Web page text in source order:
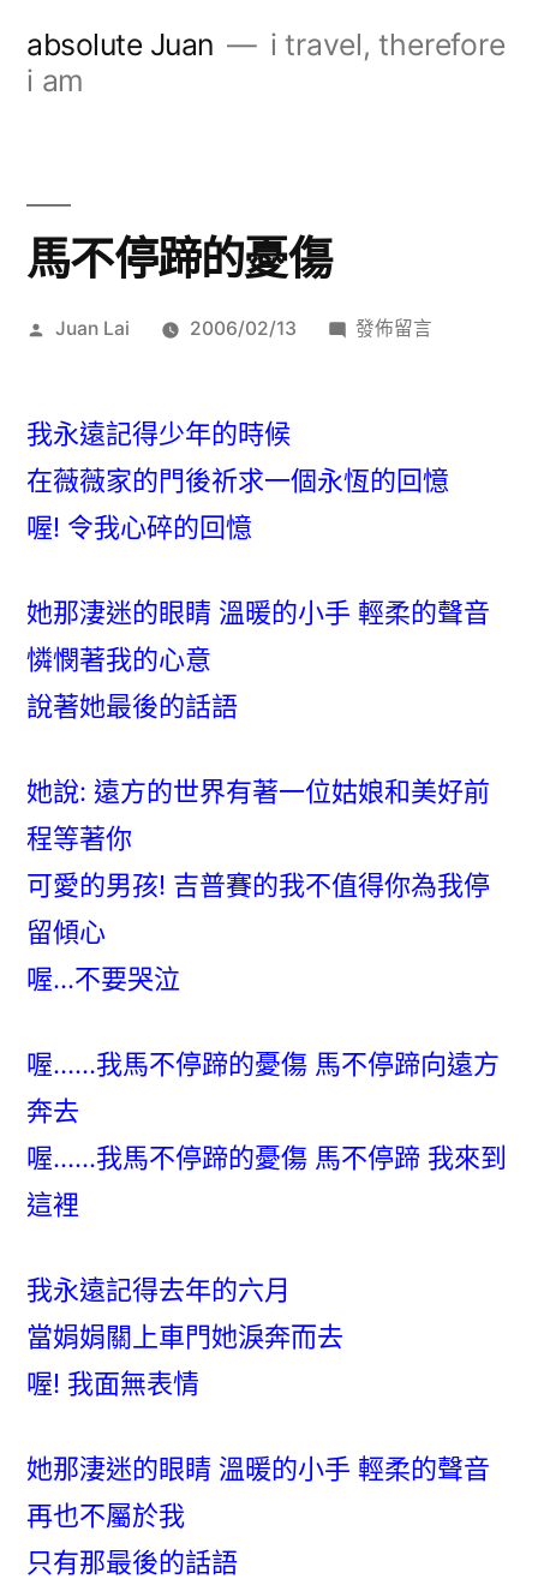
absolute Juan
i travel, therefore
i am
馬不停蹄的憂傷
作
Juan Lai 2006/02/13
在
的
發佈留言
我永遠記得少年的時候
在薇薇家的門後祈求一個永恆的回憶
喔! 令我心碎的回憶
她那淒迷的眼睛 溫暖的小手 輕柔的聲音
憐憫著我的心意
說著她最後的話語
她說: 遠方的世界有著一位姑娘和美好前
程等著你
可愛的男孩! 吉普賽的我不值得你為我停
留傾心
喔…不要哭泣
喔……我馬不停蹄的憂傷 馬不停蹄向遠方
奔去
喔……我馬不停蹄的憂傷 馬不停蹄 我來到
這裡
我永遠記得去年的六月
當娟娟關上車門她淚奔而去
喔! 我面無表情
她那淒迷的眼睛 溫暖的小手 輕柔的聲音
再也不屬於我
只有那最後的話語